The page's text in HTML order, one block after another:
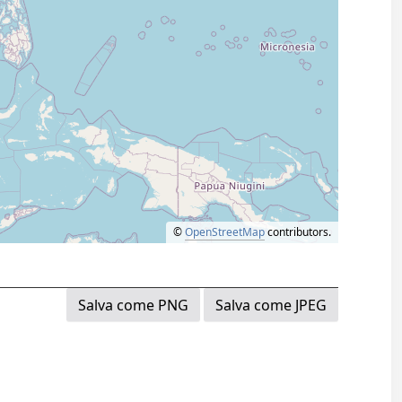
©OpenStreetMapcontributors.
Salva come PNG Salva come JPEG